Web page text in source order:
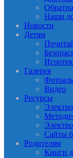
Наши
Новости
Детям
Галерея
Видео
Ресурсы
Сайты
Родителям
Книги